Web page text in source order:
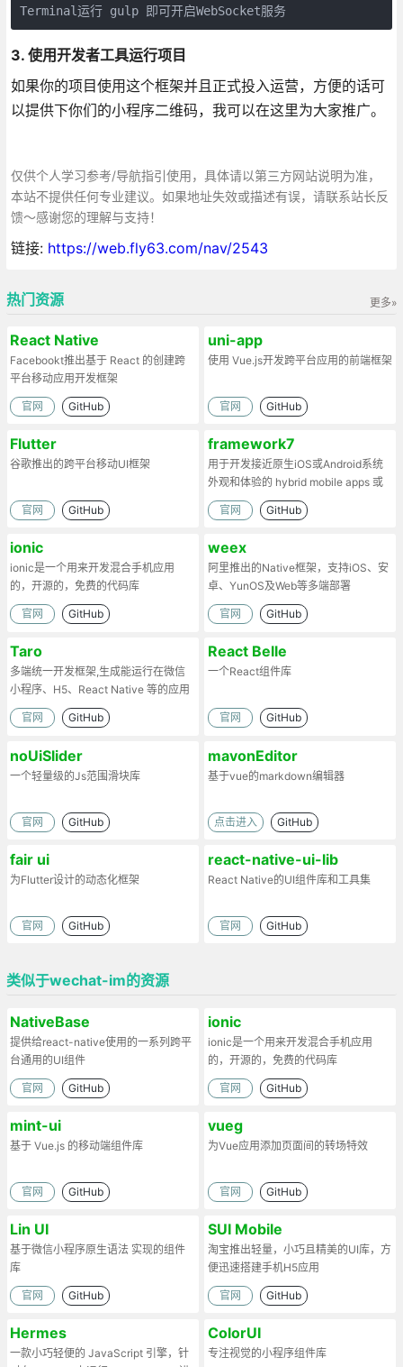
Terminal运行 gulp 即可开启WebSocket服务
3. 使用开发者工具运行项目
如果你的项目使用这个框架并且正式投入运营，方便的话可
以提供下你们的小程序二维码，我可以在这里为大家推广。
仅供个人学习参考/导航指引使用，具体请以第三方网站说明为准，
本站不提供任何专业建议。如果地址失效或描述有误，请联系站长反
馈～感谢您的理解与支持！
链接: https://web.fly63.com/nav/2543
更多»
热门资源
React Native
Facebookt推出基于 React 的创建跨
平台移动应用开发框架
官网 GitHub
uni-app
使用 Vue.js开发跨平台应用的前端框架
官网 GitHub
Flutter
谷歌推出的跨平台移动UI框架
官网 GitHub
framework7
用于开发接近原生iOS或Android系统
外观和体验的 hybrid mobile apps 或
web apps
官网 GitHub
ionic
ionic是一个用来开发混合手机应用
的，开源的，免费的代码库
官网 GitHub
weex
阿里推出的Native框架，支持iOS、安
卓、YunOS及Web等多端部署
官网 GitHub
Taro
多端统一开发框架,生成能运行在微信
小程序、H5、React Native 等的应用
官网 GitHub
React Belle
一个React组件库
官网 GitHub
noUiSlider
一个轻量级的Js范围滑块库
官网 GitHub
mavonEditor
基于vue的markdown编辑器
点击进入 GitHub
fair ui
为Flutter设计的动态化框架
官网 GitHub
react-native-ui-lib
React Native的UI组件库和工具集
官网 GitHub
类似于wechat-im的资源
NativeBase
提供给react-native使用的一系列跨平
台通用的UI组件
官网 GitHub
ionic
ionic是一个用来开发混合手机应用
的，开源的，免费的代码库
官网 GitHub
mint-ui
基于 Vue.js 的移动端组件库
官网 GitHub
vueg
为Vue应用添加页面间的转场特效
官网 GitHub
Lin UI
基于微信小程序原生语法 实现的组件
库
官网 GitHub
SUI Mobile
淘宝推出轻量，小巧且精美的UI库，方
便迅速搭建手机H5应用
官网 GitHub
Hermes
一款小巧轻便的 JavaScript 引擎，针
ColorUI
专注视觉的小程序组件库